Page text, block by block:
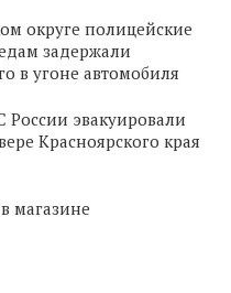
округе полицейские
задержали
в угоне автомобиля
России эвакуировали
Красноярского края
магазине